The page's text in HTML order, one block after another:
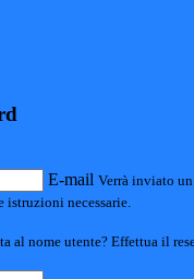
E-mail Verrà inviato un
necessarie.
al nome utente? Effettua il